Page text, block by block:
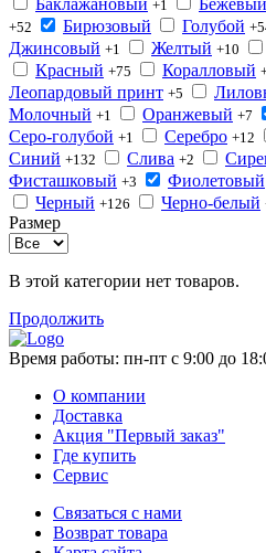
Баклажановый +1 Бежевый
+52 Бирюзовый Голубой
Джинсовый +1 Желтый +10
Красный +75 Коралловый
Леопардовый принт +5
Молочный +1 Оранжевый +7
Серо-голубой +1 Серебро +12
Синий +132 Слива +2
Фисташковый +3 Фиолетовый
Черный +126 Черно-белый
Размер
В этой категории нет товаров.
Продолжить
Время работы: пн-пт с 9:00 до
О компании
Доставка
Акция "Первый заказ"
Где купить
Сервис
Связаться с нами
Возврат товара